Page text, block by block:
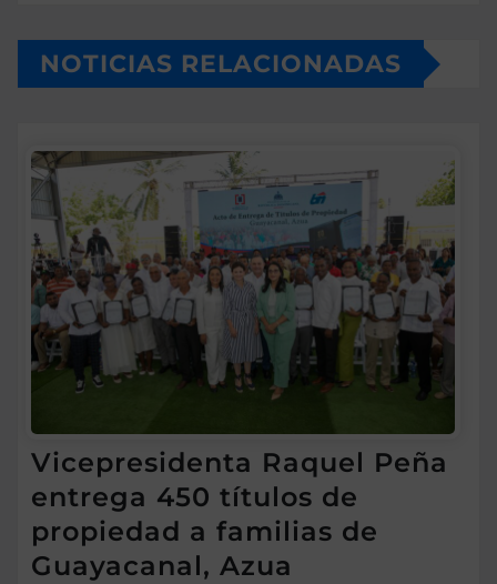
NOTICIAS RELACIONADAS
Vicepresidenta Raquel Peña
entrega 450 títulos de
propiedad a familias de
Guayacanal, Azua